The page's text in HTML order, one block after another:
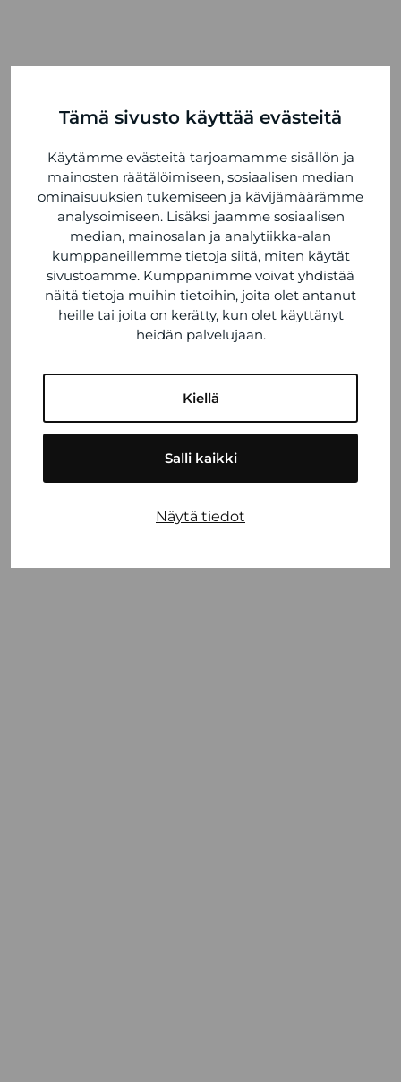
Tämä sivusto käyttää evästeitä
Käytämme evästeitä tarjoamamme sisällön ja
mainosten räätälöimiseen, sosiaalisen median
ominaisuuksien tukemiseen ja kävijämäärämme
analysoimiseen. Lisäksi jaamme sosiaalisen
median, mainosalan ja analytiikka-alan
kumppaneillemme tietoja siitä, miten käytät
sivustoamme. Kumppanimme voivat yhdistää
näitä tietoja muihin tietoihin, joita olet antanut
heille tai joita on kerätty, kun olet käyttänyt
heidän palvelujaan.
Kiellä
Salli kaikki
Näytä tiedot